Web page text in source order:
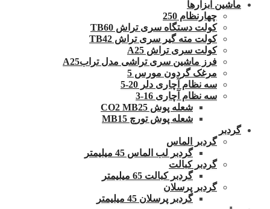
ماشین ابزارها
چهارنظام 250
کولت دستگاه سری تراش TB60
کولت مته گیر سری تراش TB42
کولت سری تراش A25
فرز ماشین سری تراشی مدل ترابA25
مرغک گردون مورس 5
سه نظام آچاری دلر 20-5
سه نظام آچاری 16-3
شعله پوش CO2 MB25
شعله پوش تورچ MB15
گردبر
گردبر الماس
گردبر لب الماس 45 میلیمتر
گردبر کبالت
گردبر کبالت 65 میلیمتر
گردبر پرسلان
گردبر پرسلان 45 میلیمتر